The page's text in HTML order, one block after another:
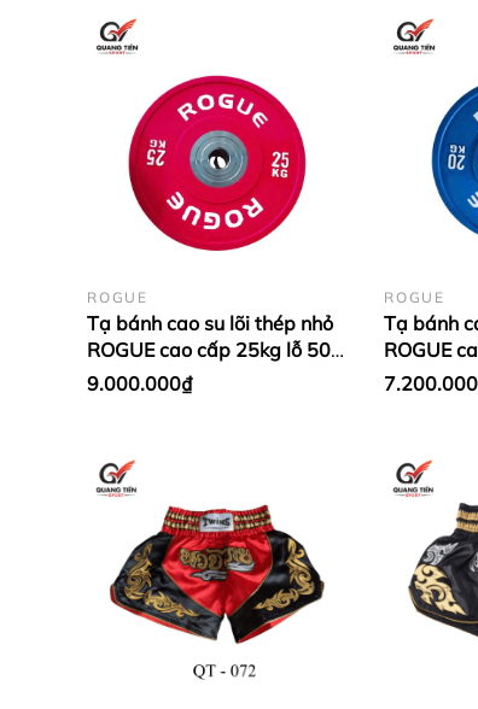
cấp trọng lượng và độ bền cho tạ tay.
ROGUE
Tạ bánh cao su lõi thép nhỏ
ROGUE cao cấp 25kg lỗ 50
nhập khẩu - Màu đỏ (1 cặp)
9.000.000₫
ROGUE
Tạ bánh
ROGUE
nhập